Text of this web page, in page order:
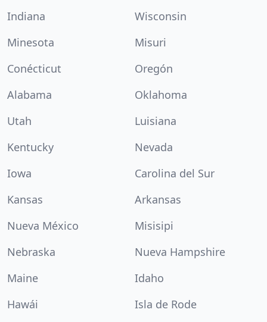
Indiana
Wisconsin
Minesota
Misuri
Conécticut
Oregón
Alabama
Oklahoma
Utah
Luisiana
Kentucky
Nevada
Iowa
Carolina del Sur
Kansas
Arkansas
Nueva México
Misisipi
Nebraska
Nueva Hampshire
Maine
Idaho
Hawái
Isla de Rode